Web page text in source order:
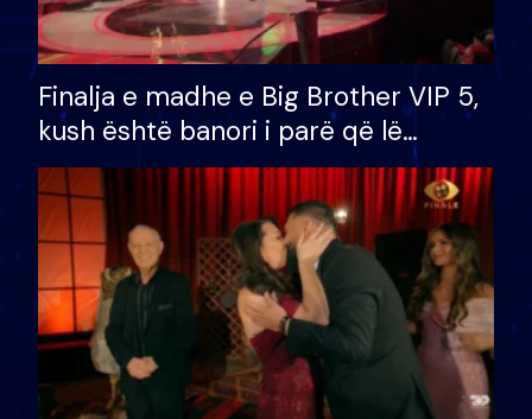
Finalja e madhe e Big Brother VIP 5,
kush është banori i parë që lë
shtëpinë dhe humb mundësinë për
të fituar çmimin e madh